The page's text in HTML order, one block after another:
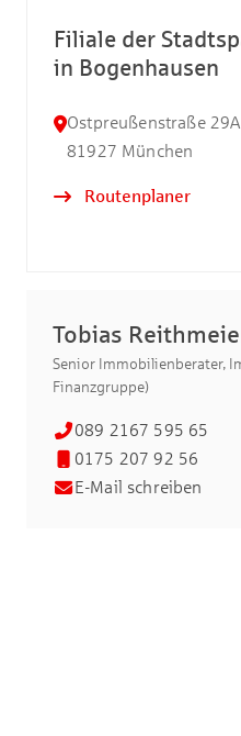
Filiale der
in Bogenhausen
Ostpreußenstraße 29A
81927 München
Routenplaner
Tobias
Senior Immobilienberater,
Finanzgruppe)
089 2167 595 65
0175 207 92 56
E-Mail schreiben